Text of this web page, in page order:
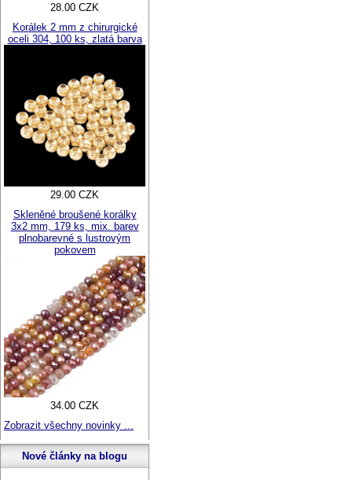
28.00 CZK
Korálek 2 mm z chirurgické
oceli 304, 100 ks, zlatá barva
29.00 CZK
Skleněné broušené korálky
3x2 mm, 179 ks, mix. barev
plnobarevné s lustrovým
pokovem
34.00 CZK
Zobrazit všechny novinky ...
Nové články na blogu